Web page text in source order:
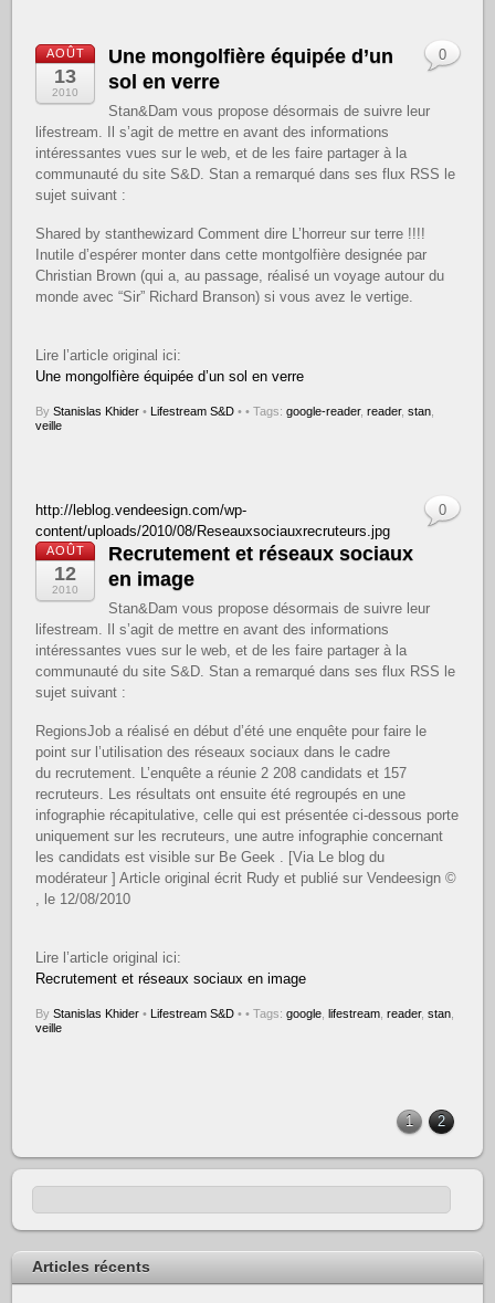
AOÛT
13
2010
Une mongolfière équipée d’un
sol en verre
Stan&Dam vous propose désormais de suivre leur
lifestream. Il s’agit de mettre en avant des informations
intéressantes vues sur le web, et de les faire partager à la
communauté du site S&D. Stan a remarqué dans ses flux RSS le
sujet suivant :
Shared by stanthewizard Comment dire L’horreur sur terre !!!!
Inutile d’espérer monter dans cette montgolfière designée par
Christian Brown (qui a, au passage, réalisé un voyage autour du
monde avec “Sir” Richard Branson) si vous avez le vertige.
Lire l’article original ici:
Une mongolfière équipée d’un sol en verre
ByStanislas Khider • Lifestream S&D •
0
• Tags:google-reader,reader,stan
veille
http://leblog.vendeesign.com/wp-
content/uploads/2010/08/Reseauxsociauxrecruteurs.jpg
AOÛT
12
2010
Recrutement et réseaux sociaux
en image
Stan&Dam vous propose désormais de suivre leur
lifestream. Il s’agit de mettre en avant des informations
intéressantes vues sur le web, et de les faire partager à la
communauté du site S&D. Stan a remarqué dans ses flux RSS le
sujet suivant :
RegionsJob a réalisé en début d’été une enquête pour faire le
point sur l’utilisation des réseaux sociaux dans le cadre
du recrutement. L’enquête a réunie 2 208 candidats et 157
recruteurs. Les résultats ont ensuite été regroupés en une
infographie récapitulative, celle qui est présentée ci-dessous porte
uniquement sur les recruteurs, une autre infographie concernant
les candidats est visible sur Be Geek . [Via Le blog du
modérateur ] Article original écrit Rudy et publié sur Vendeesign ©
, le 12/08/2010
Lire l’article original ici:
Recrutement et réseaux sociaux en image
ByStanislas Khider • Lifestream S&D •
0
• Tags:google ,lifestream ,reader,stan
veille
1 2
Articles récents